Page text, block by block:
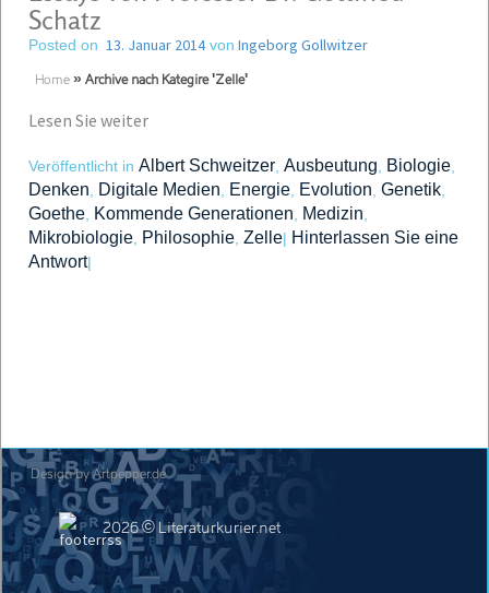
Schatz
Posted on 13. Januar 2014von Ingeborg Gollwitzer
Home » Archive nach Kategire 'Zelle'
Lesen Sie weiter
Veröffentlicht in Albert Schweitzer Ausbeutung Biologie
Denken Digitale Medien Energie Evolution Genetik
Goethe Kommende Generationen Medizin
Mikrobiologie Philosophie Zelle| Hinterlassen Sie eine
Antwort|
2026 © Literaturkurier.net
Design by Artpepper.de